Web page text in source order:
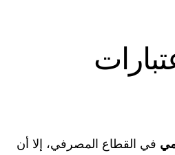
في القطاع المصرفي، إلا أن